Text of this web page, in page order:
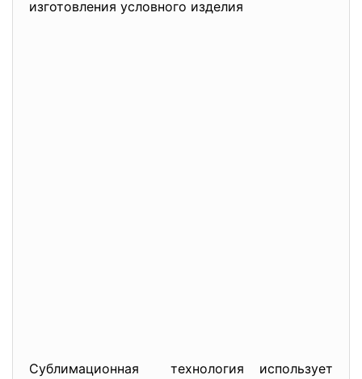
изготовления условного изделия
Сублимационная технология использует